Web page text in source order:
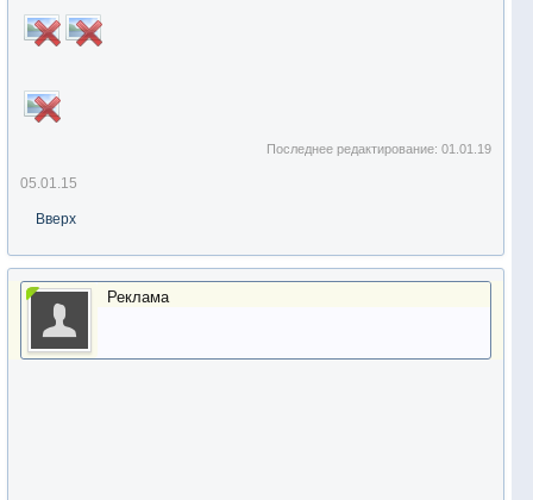
Последнее редактирование:01.01.19
05.01.15
Вверх
Реклама